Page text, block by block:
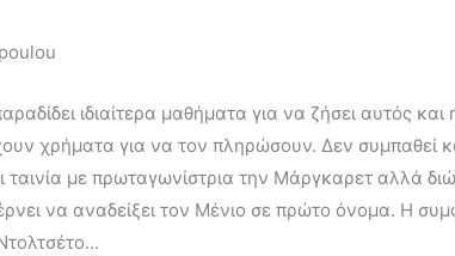
ιδιαίτερα μαθήματα για να ζήσει αυτός
χρήματα για να τον πληρώσουν. Δεν συμπαθεί
ταινία με πρωταγωνίστρια την Μάργκαρετ αλλά
να αναδείξει τον Μένιο σε πρώτο όνομα. Η